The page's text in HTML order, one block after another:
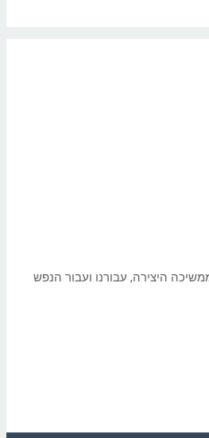
היצירה, עבורנו ועבור הנפש